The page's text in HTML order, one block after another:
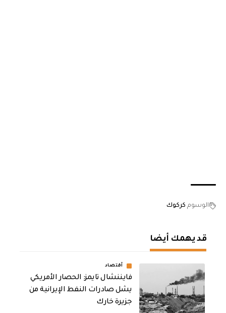
الوسوم كركوك
قد يهمك أيضا
أقتصاد
فايننشال تايمز: الحصار الأمريكي
يشل صادرات النفط الإيرانية من
جزيرة خارك